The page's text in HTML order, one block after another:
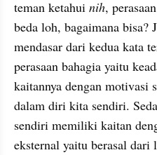
teman ketahui nih,
beda loh, bagaimana bisa?
mendasar dari kedua kata
perasaan bahagia yaitu
kaitannya dengan motivasi
dalam diri kita sendiri.
sendiri memiliki kaitan
eksternal yaitu berasal